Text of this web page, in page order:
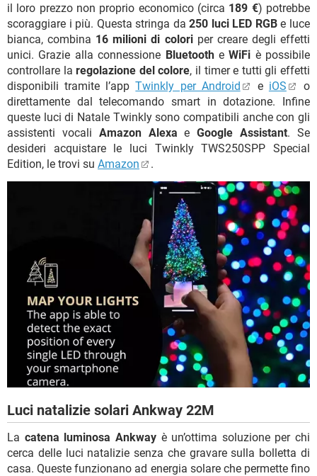
il loro prezzo non proprio economico (circa 189 €) potrebbe
scoraggiare i più. Questa stringa da250 luci LED RGBe luce
bianca, combina 16 milioni di coloriper creare degli effetti
unici. Grazie alla connessione BluetootheWiFi è possibile
controllare laregolazione del colore, il timer e tutti gli effetti
disponibili tramite l’appTwinkly per Android e iOS
o
direttamente dal telecomando smart in dotazione. Infine
queste luci di Natale Twinkly sono compatibili anche con gli
assistenti vocali Amazon Alexa eGoogle Assistant. Se
desideri acquistare le luci Twinkly TWS250SPP Special
Edition, le trovi su Amazon .
Luci natalizie solari Ankway 22M
La catena luminosa Ankwayè un’ottima soluzione per chi
cerca delle luci natalizie senza che gravare sulla bolletta di
casa. Queste funzionano ad energia solare che permette fino